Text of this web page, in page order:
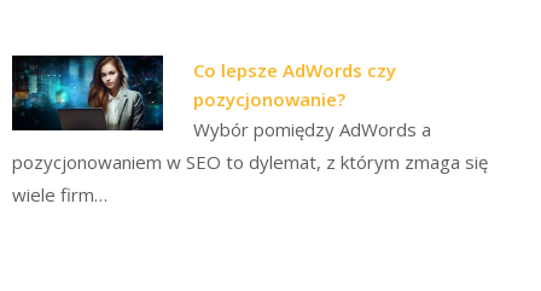
Co lepsze AdWords czy
pozycjonowanie?
Wybór pomiędzy AdWords a
pozycjonowaniem w SEO to dylemat, z którym zmaga się
wiele firm…